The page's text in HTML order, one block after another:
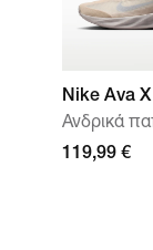
Nike Ava X
Ανδρικά
119,99 €